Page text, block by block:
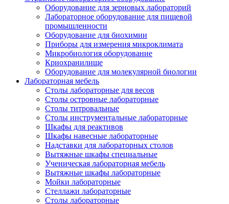
Оборудование для зерновых лабораторий
Лабораторное оборудование для пищевой
промышленности
Оборудование для биохимии
Приборы для измерения микроклимата
Микробиология оборудование
Криохранилище
Оборудование для молекулярной биологии
Лабораторная мебель
Столы лабораторные для весов
Столы островные лабораторные
Столы титровальные
Столы инструментальные лабораторные
Шкафы для реактивов
Шкафы навесные лабораторные
Надставки для лабораторных столов
Вытяжные шкафы специальные
Ученическая лабораторная мебель
Вытяжные шкафы лабораторные
Мойки лабораторные
Стеллажи лабораторные
Столы лабораторные